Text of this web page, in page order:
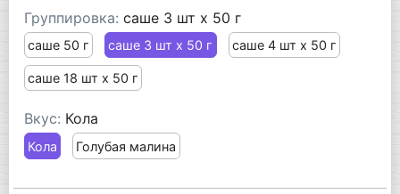
Группировка: саше 3 шт x 50 г
саше 50 г саше 3 шт x 50 г саше 4 шт x 50 г
саше 18 шт x 50 г
Вкус: Кола
Кола Голубая малина